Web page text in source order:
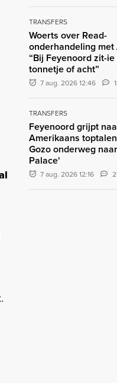
TRANSFERS
Woerts over Read-
onderhandeling met
“Bij Feyenoord zit-
tonnetje of acht”
7 aug. 2026 12:46
TRANSFERS
Feyenoord grijpt
Amerikaans
Gozo onderweg
Palace'
7 aug. 2026 12:16